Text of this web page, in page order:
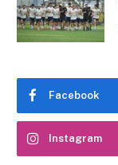
Facebook
Instagram